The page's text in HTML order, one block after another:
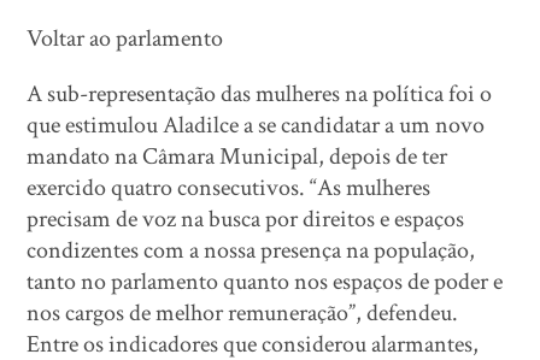
Voltar ao parlamento
A sub-representação das mulheres na política foi o
que estimulou Aladilce a se candidatar a um novo
mandato na Câmara Municipal, depois de ter
exercido quatro consecutivos. “As mulheres
precisam de voz na busca por direitos e espaços
condizentes com a nossa presença na população,
tanto no parlamento quanto nos espaços de poder e
nos cargos de melhor remuneração”, defendeu.
Entre os indicadores que considerou alarmantes,